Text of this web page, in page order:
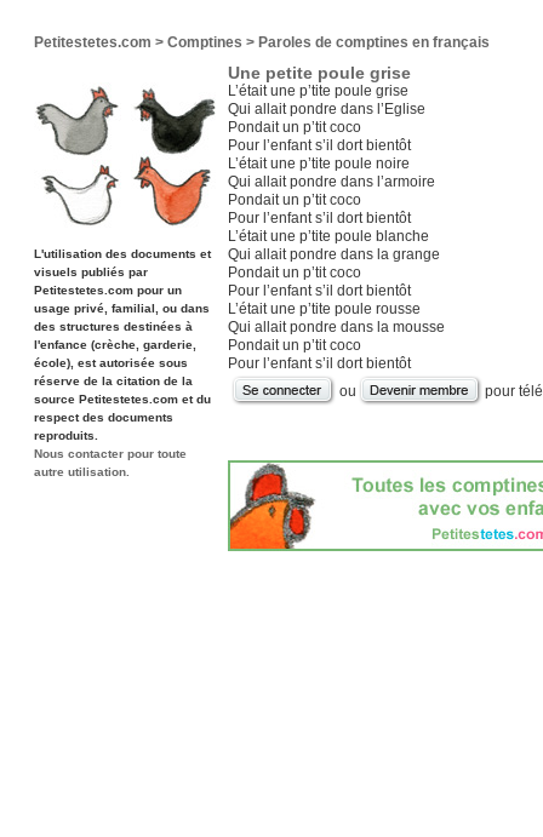
Petitestetes.com > Comptines > Paroles de comptines en français
L'utilisation des documents et
visuels publiés par
Petitestetes.com pour un
usage privé, familial, ou dans
des structures destinées à
l'enfance (crèche, garderie,
école), est autorisée sous
réserve de la citation de la
source Petitestetes.com et du
respect des documents
reproduits.
Nous contacter pour toute
autre utilisation.
Une petite poule grise
L’était une p’tite poule grise
Qui allait pondre dans l’Eglise
Pondait un p’tit coco
Pour l’enfant s’il dort bientôt
L’était une p’tite poule noire
Qui allait pondre dans l’armoire
Pondait un p’tit coco
Pour l’enfant s’il dort bientôt
L’était une p’tite poule blanche
Qui allait pondre dans la grange
Pondait un p’tit coco
Pour l’enfant s’il dort bientôt
L’était une p’tite poule rousse
Qui allait pondre dans la mousse
Pondait un p’tit coco
Pour l’enfant s’il dort bientôt
ou
pour